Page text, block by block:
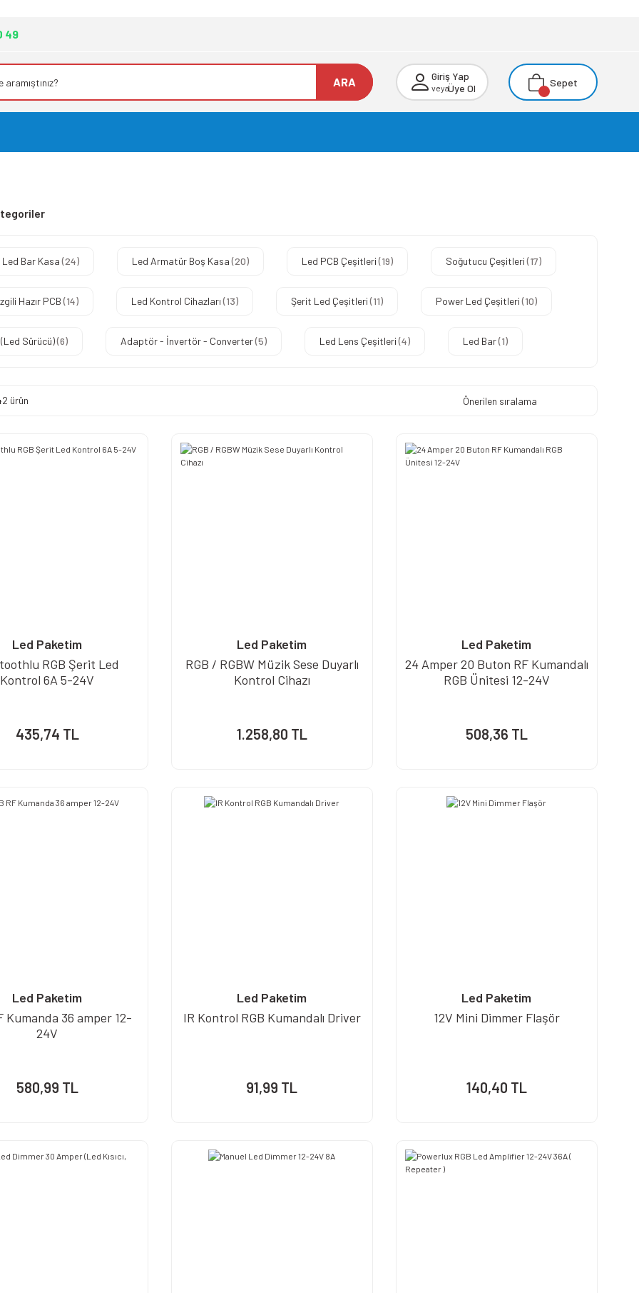
49
ARA Giriş Yap
veyaÜye Ol Sepet
Led Bar Kasa(24) Led Armatür Boş Kasa(20) Led PCB Çeşitleri(19) Soğutucu Çeşitleri(17)
Hazır PCB(14) Led Kontrol Cihazları(13) Şerit Led Çeşitleri(11) Power Led Çeşitleri(10)
Sürücü)(6) Adaptör - İnvertör - Converter(5) Led Lens Çeşitleri(4) Led Bar(1)
ürün
Led Paketim
RGB Şerit Led
Kontrol 6A 5-24V
435,74 TL
Led Paketim
RGB / RGBW Müzik Sese Duyarlı
Kontrol Cihazı
1.258,80 TL
Led Paketim
24 Amper 20 Buton RF Kumandalı
RGB Ünitesi 12-24V
508,36 TL
Led Paketim
Kumanda 36 amper 12-
24V
580,99 TL
Led Paketim
IR Kontrol RGB Kumandalı Driver
91,99 TL
Led Paketim
12V Mini Dimmer Flaşör
140,40 TL